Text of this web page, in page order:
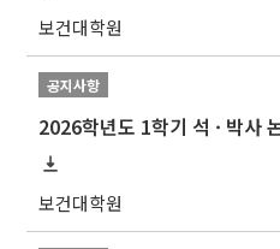
보건대학원
공지사항
보건대학원